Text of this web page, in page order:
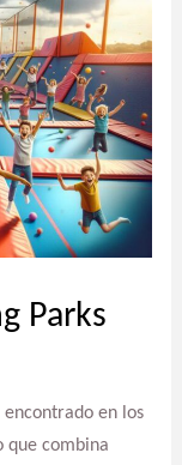
Parks
en los
que combina